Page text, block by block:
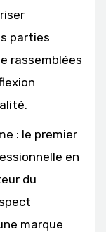
parties
rassemblées
: le premier
en
du
marque